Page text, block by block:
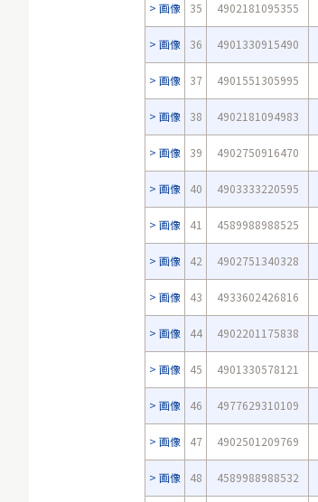
画像 35 4902181095355
画像 36 4901330915490
画像 37 4901551305995
画像 38 4902181094983
画像 39 4902750916470
画像 40 4903333220595
画像 41 4589988988525
画像 42 4902751340328
画像 43 4933602426816
画像 44 4902201175838
画像 45 4901330578121
画像 46 4977629310109
画像 47 4902501209769
画像 48 4589988988532